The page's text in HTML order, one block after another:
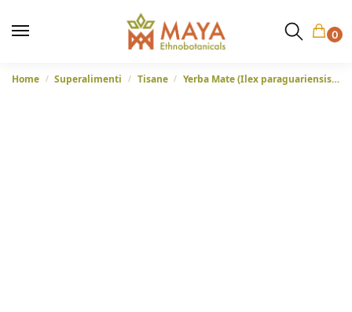
0
Home / Superalimenti / Tisane / Yerba Mate (Ilex paraguariensis) – Foglie recise dal Brasile